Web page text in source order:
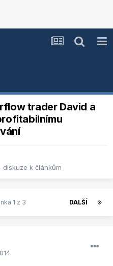
trader David a
diskuze k článkům
DALŠÍ
1 z 3